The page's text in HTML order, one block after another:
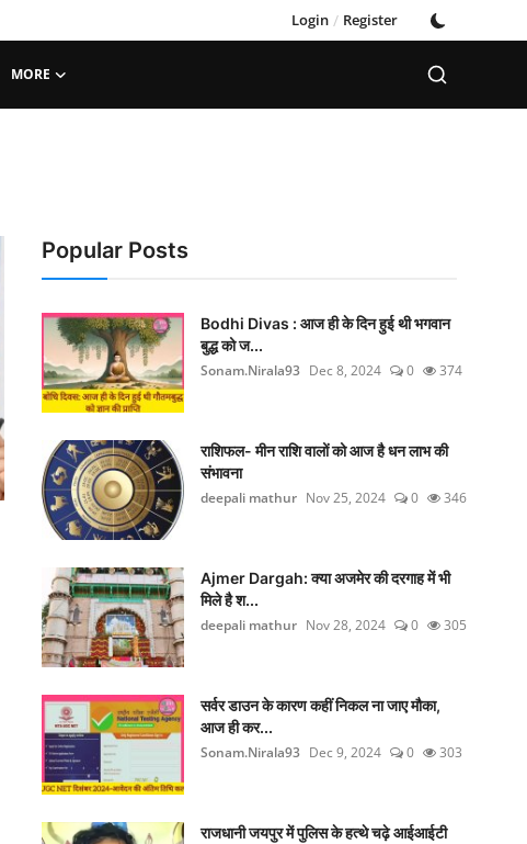
Login / Register
MORE
Popular Posts
Bodhi Divas : आज ही के दिन हुई थी भगवान
बुद्ध को ज...
Sonam.Nirala93 Dec 8, 2024 0 374
राशिफल- मीन राशि वालों को आज है धन लाभ की
संभावना
deepali mathur Nov 25, 2024 0 346
Ajmer Dargah: क्या अजमेर की दरगाह में भी
मिले है श...
deepali mathur Nov 28, 2024 0 305
सर्वर डाउन के कारण कहीं निकल ना जाए मौका,
आज ही कर...
Sonam.Nirala93 Dec 9, 2024 0 303
राजधानी जयपुर में पुलिस के हत्थे चढ़े आईआईटी